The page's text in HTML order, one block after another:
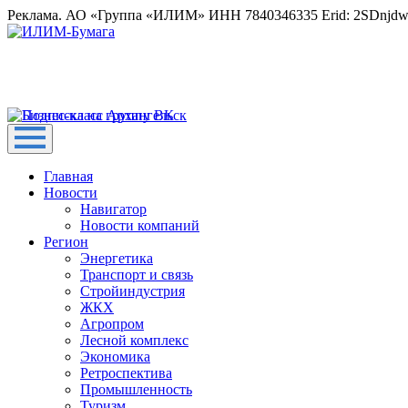
Реклама. АО «Группа «ИЛИМ» ИНН 7840346335 Erid:
Главная
Новости
Навигатор
Новости компаний
Регион
Энергетика
Транспорт и связь
Стройиндустрия
ЖКХ
Агропром
Лесной комплекс
Экономика
Ретроспектива
Промышленность